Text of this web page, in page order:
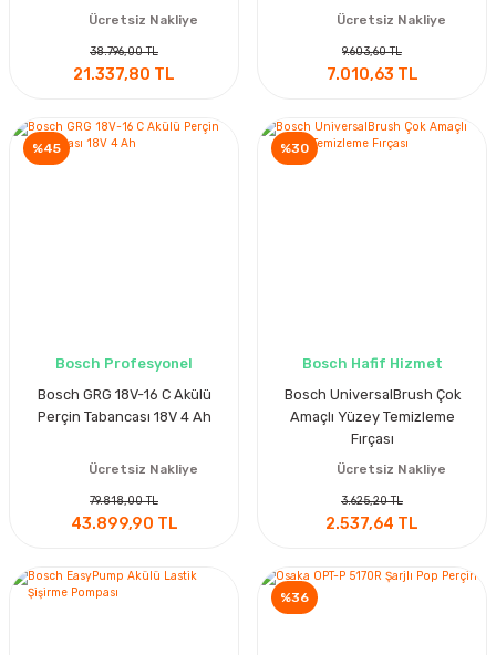
Ücretsiz Nakliye
38.796,00 TL
21.337,80 TL
Ücretsiz Nakliye
9.603,60 TL
7.010,63 TL
%45
Bosch Profesyonel
Bosch GRG 18V-16 C Akülü
Perçin Tabancası 18V 4 Ah
Ücretsiz Nakliye
79.818,00 TL
43.899,90 TL
%30
Bosch Hafif Hizmet
Bosch UniversalBrush Çok
Amaçlı Yüzey Temizleme
Fırçası
Ücretsiz Nakliye
3.625,20 TL
2.537,64 TL
%36